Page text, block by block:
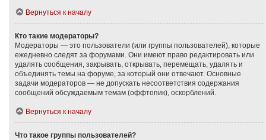
Вернуться к началу
Кто такие модераторы?
Модераторы — это пользователи (или группы пользователей), которые
ежедневно следят за форумами. Они имеют право редактировать или
удалять сообщения, закрывать, открывать, перемещать, удалять и
объединять темы на форуме, за который они отвечают. Основные
задачи модераторов — не допускать несоответствия содержания
сообщений обсуждаемым темам (оффтопик), оскорблений.
Вернуться к началу
Что такое группы пользователей?